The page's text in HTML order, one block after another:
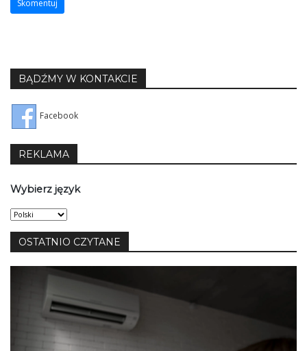
BĄDŹMY W KONTAKCIE
Facebook
REKLAMA
Wybierz język
Wybierz
język
OSTATNIO CZYTANE